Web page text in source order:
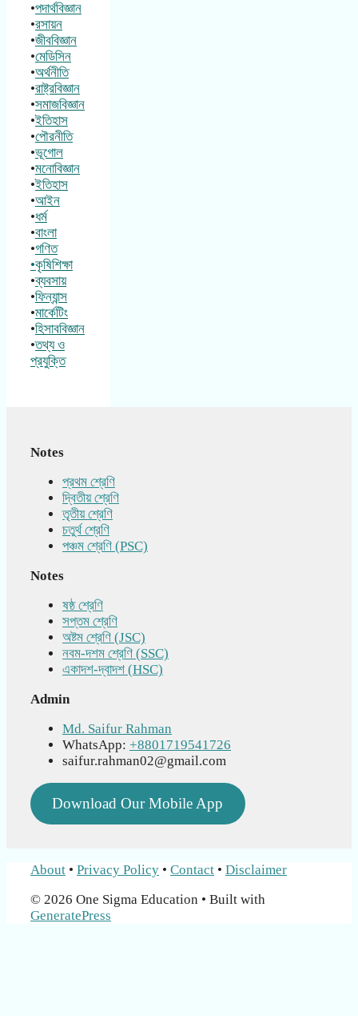
•পদার্থবিজ্ঞান
•রসায়ন
•জীববিজ্ঞান
•মেডিসিন
•অর্থনীতি
•রাষ্ট্রবিজ্ঞান
•সমাজবিজ্ঞান
•ইতিহাস
•পৌরনীতি
•ভূগোল
•মনোবিজ্ঞান
•ইতিহাস
•আইন
•ধর্ম
•বাংলা
•গণিত
•কৃষিশিক্ষা
•ব্যবসায়
•ফিন্যান্স
•মার্কেটিং
•হিসাববিজ্ঞান
•তথ্য ও
প্রযুক্তি
Notes
প্রথম শ্রেণি
দ্বিতীয় শ্রেণি
তৃতীয় শ্রেণি
চতুর্থ শ্রেণি
পঞ্চম শ্রেণি (PSC)
Notes
ষষ্ঠ শ্রেণি
সপ্তম শ্রেণি
অষ্টম শ্রেণি (JSC)
নবম-দশম শ্রেণি (SSC)
একাদশ-দ্বাদশ (HSC)
Admin
Md. Saifur Rahman
WhatsApp: +8801719541726
saifur.rahman02@gmail.com
Download Our Mobile App
About • Privacy Policy • Contact • Disclaimer
© 2026 One Sigma Education • Built with
GeneratePress